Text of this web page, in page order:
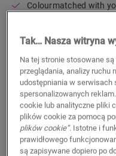
Colourmatched with
11,50PLN/m
Sugerowana cena brutto
Tak… Nasza witryna
Na tej stronie stosowane
przeglądania, analizy ruchu
udostępniania w serwisach
spersonalizowanych
cookie lub analityczne pliki
plików cookie za pomocą
plików cookie”. Istotne i
prawidłowego
są zapisywane dopiero po